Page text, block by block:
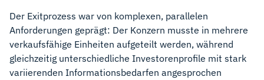
Der Exitprozess war von komplexen, parallelen
Anforderungen geprägt: Der Konzern musste in mehrere
verkaufsfähige Einheiten aufgeteilt werden, während
gleichzeitig unterschiedliche Investorenprofile mit stark
variierenden Informationsbedarfen angesprochen